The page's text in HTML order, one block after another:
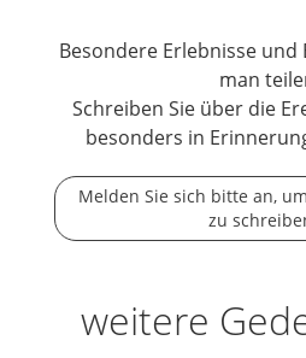
Besondere Erlebnisse
man
Schreiben Sie über die
besonders in
Melden Sie sich bitte an,
zu
weitere